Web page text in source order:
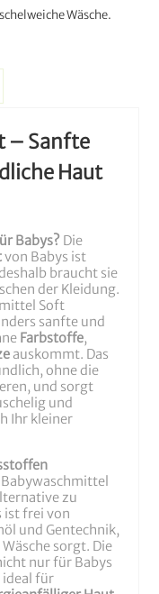
Wäsche.
– Sanfte
Haut
Babys? Die
von Babys ist
braucht sie
der Kleidung.
Soft
sanfte und
Farbstoffe,
auskommt. Das
ohne die
und sorgt
und
Ihr kleiner
zu
ist frei von
und Gentechnik,
sorgt. Die
nur für Babys
ideal für